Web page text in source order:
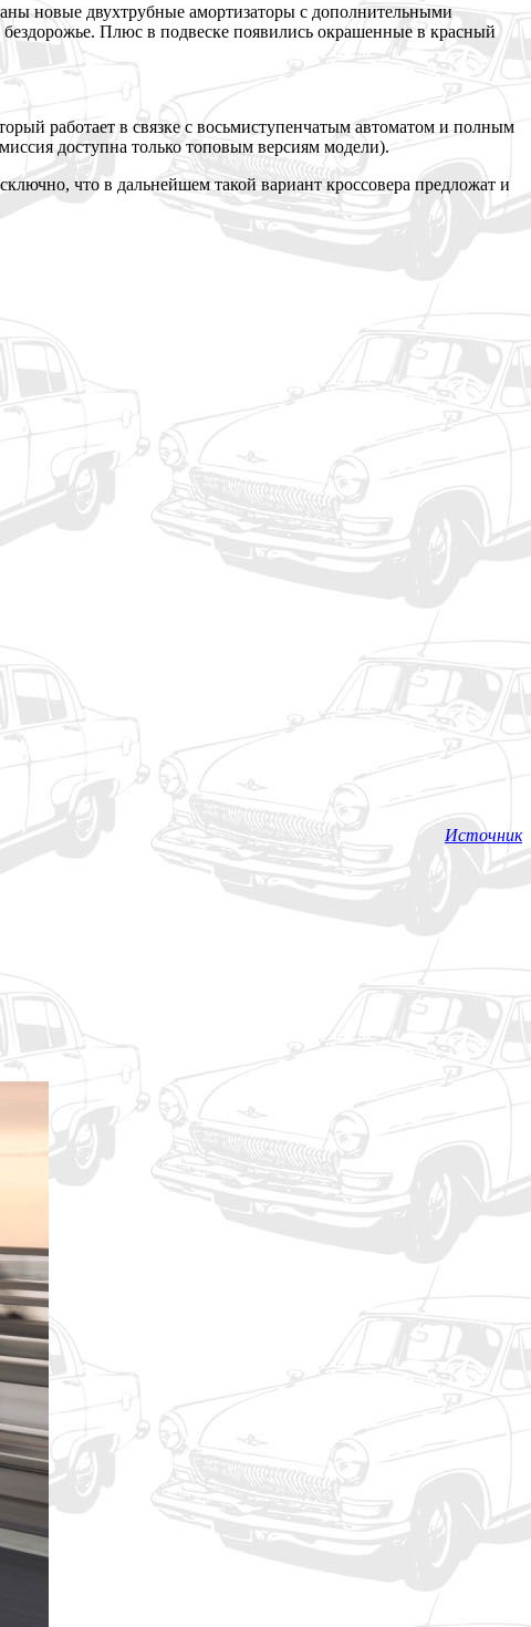
новые двухтрубные амортизаторы с дополнительными
Плюс в подвеске появились окрашенные в красный
работает в связке с восьмиступенчатым автоматом и полным
доступна только топовым версиям модели).
что в дальнейшем такой вариант кроссовера предложат и
Источник